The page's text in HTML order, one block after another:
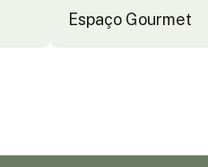
Espaço Gourmet